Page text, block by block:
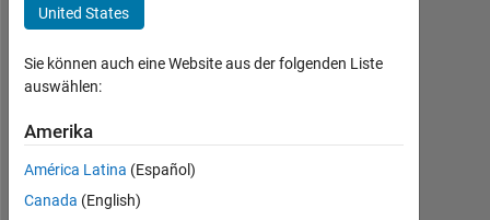
etwa
5
Jahre
Aktiv
seit
2021
United States
Sie können auch eine Website aus der folgenden Liste
auswählen:
Amerika
América Latina (Español)
Canada (English)